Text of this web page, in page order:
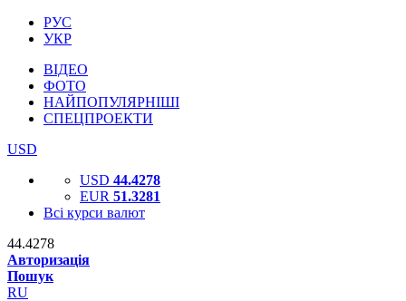
РУС
УКР
ВІДЕО
ФОТО
НАЙПОПУЛЯРНІШІ
СПЕЦПРОЕКТИ
USD
USD 44.4278
EUR 51.3281
Всі курси валют
44.4278
Авторизація
Пошук
RU